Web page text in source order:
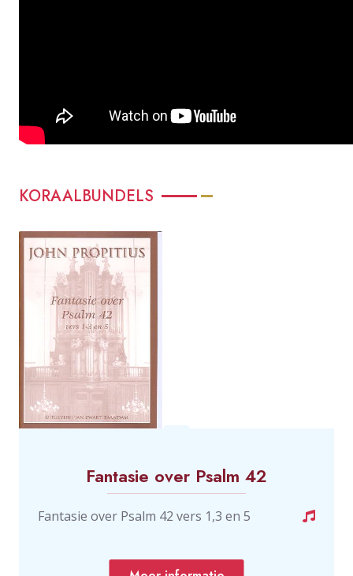
KORAALBUNDELS
Fantasie over Psalm 42
Fantasie over Psalm 42 vers 1,3 en 5